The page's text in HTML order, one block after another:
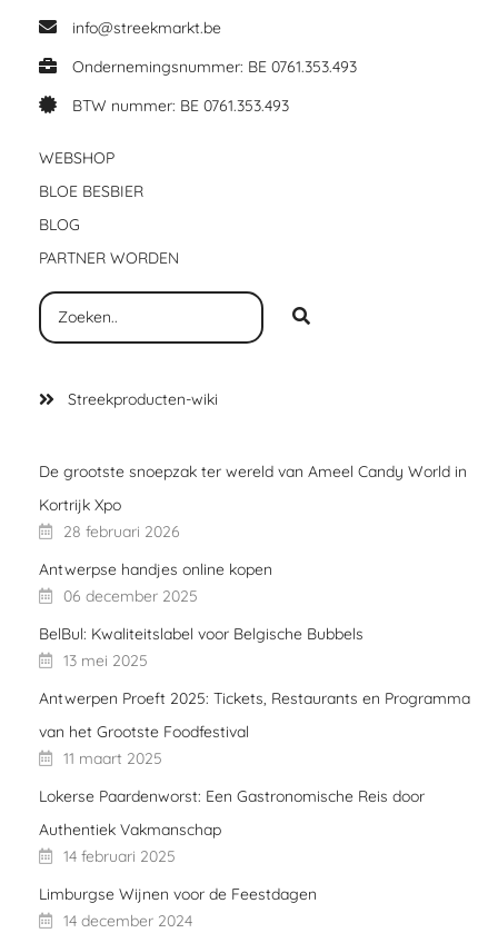
info@streekmarkt.be
Ondernemingsnummer: BE 0761.353.493
BTW nummer: BE 0761.353.493
WEBSHOP
BLOE BESBIER
BLOG
PARTNER WORDEN
Streekproducten-wiki
De grootste snoepzak ter wereld van Ameel Candy World in
Kortrijk Xpo
28 februari 2026
Antwerpse handjes online kopen
06 december 2025
BelBul: Kwaliteitslabel voor Belgische Bubbels
13 mei 2025
Antwerpen Proeft 2025: Tickets, Restaurants en Programma
van het Grootste Foodfestival
11 maart 2025
Lokerse Paardenworst: Een Gastronomische Reis door
Authentiek Vakmanschap
14 februari 2025
Limburgse Wijnen voor de Feestdagen
14 december 2024